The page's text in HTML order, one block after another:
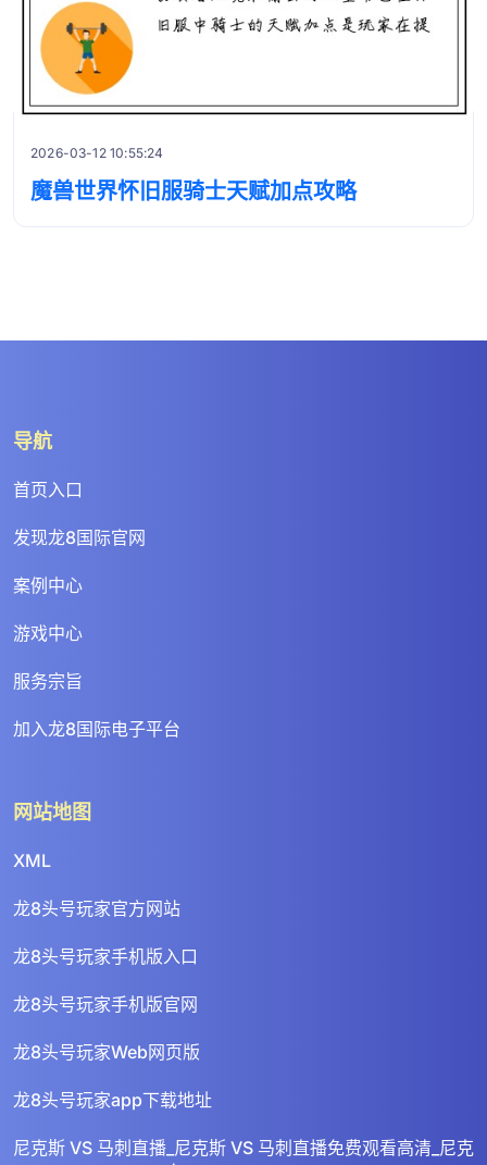
2026-03-12 10:55:24
魔兽世界怀旧服骑士天赋加点攻略
导航
首页入口
发现龙8国际官网
案例中心
游戏中心
服务宗旨
加入龙8国际电子平台
网站地图
XML
龙8头号玩家官方网站
龙8头号玩家手机版入口
龙8头号玩家手机版官网
龙8头号玩家Web网页版
龙8头号玩家app下载地址
尼克斯 VS 马刺直播_尼克斯 VS 马刺直播免费观看高清_尼克